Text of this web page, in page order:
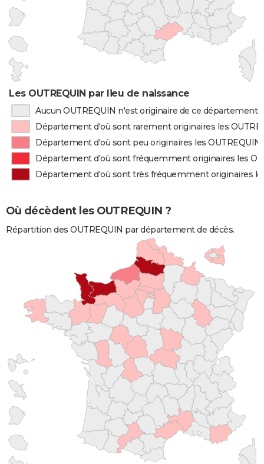
Les OUTREQUIN par lieu de naissance
Aucun OUTREQUIN n'est originaire de ce département
Département d'où sont rarement originaires les
Département d'où sont peu originaires les OUTREQUIN
Département d'où sont fréquemment originaires les
Département d'où sont très fréquemment originaires
Où décèdent les OUTREQUIN ?
Répartition des OUTREQUIN par département de décès.